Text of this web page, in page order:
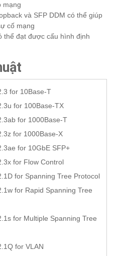
mạng
và SFP DDM có thể giúp
cố mạng
thể đạt được cấu hình định
for 10Base-T
for 100Base-TX
for 1000Base-T
for 1000Base-X
for 10GbE SFP+
for Flow Control
for Spanning Tree Protocol
for Rapid Spanning Tree
for Multiple Spanning Tree
for VLAN